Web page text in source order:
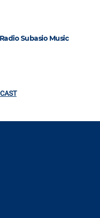
Subasio Music